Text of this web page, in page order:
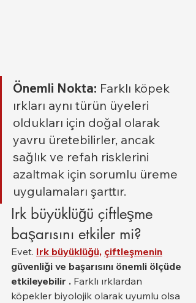
Önemli Nokta: Farklı köpek
ırkları aynı türün üyeleri
oldukları için doğal olarak
yavru üretebilirler, ancak
sağlık ve refah risklerini
azaltmak için sorumlu üreme
uygulamaları şarttır.
Irk büyüklüğü çiftleşme
başarısını etkiler mi?
Evet. Irk büyüklüğü, çiftleşmenin
güvenliği ve başarısını önemli ölçüde
etkileyebilir . Farklı ırklardan
köpekler biyolojik olarak uyumlu olsa